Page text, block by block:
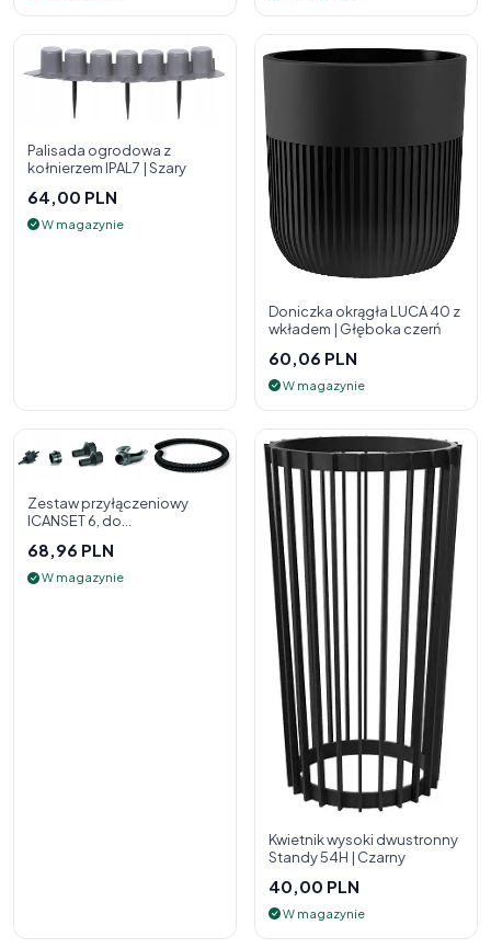
Palisada ogrodowa z
kołnierzem IPAL7 | Szary
64,00 PLN
W magazynie
Doniczka okrągła LUCA 40 z
wkładem | Głęboka czerń
60,06 PLN
W magazynie
Zestaw przyłączeniowy
ICANSET 6, do
68,96 PLN
W magazynie
Kwietnik wysoki dwustronny
Standy 54H | Czarny
40,00 PLN
W magazynie